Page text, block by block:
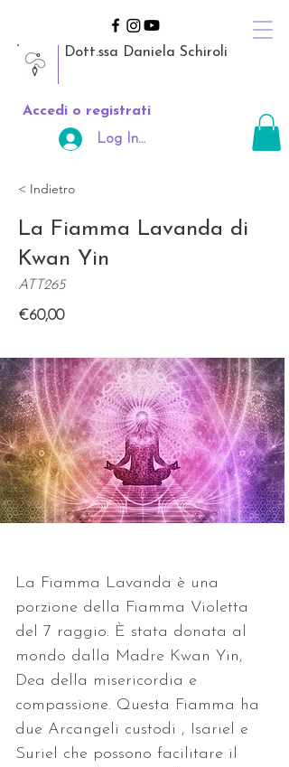
Dott.ssa Daniela Schiroli
Accedi o registrati
Log In Area Riservata
< Indietro
La Fiamma Lavanda di
Kwan Yin
ATT265
€60,00
La Fiamma Lavanda è una
porzione della Fiamma Violetta
del 7 raggio. È stata donata al
mondo dalla Madre Kwan Yin,
Dea della misericordia e
compassione. Questa Fiamma ha
due Arcangeli custodi , Isariel e
Suriel che possono facilitare il